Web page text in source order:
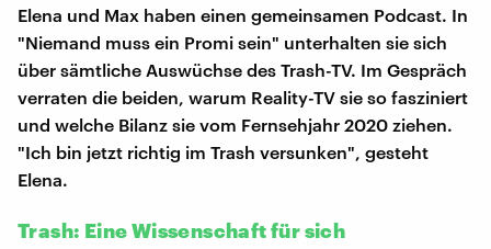
Elena und Max haben einen gemeinsamen Podcast. In
"Niemand muss ein Promi sein" unterhalten sie sich
über sämtliche Auswüchse des Trash-TV. Im Gespräch
verraten die beiden, warum Reality-TV sie so fasziniert
und welche Bilanz sie vom Fernsehjahr 2020 ziehen.
"Ich bin jetzt richtig im Trash versunken", gesteht
Elena.
Trash: Eine Wissenschaft für sich